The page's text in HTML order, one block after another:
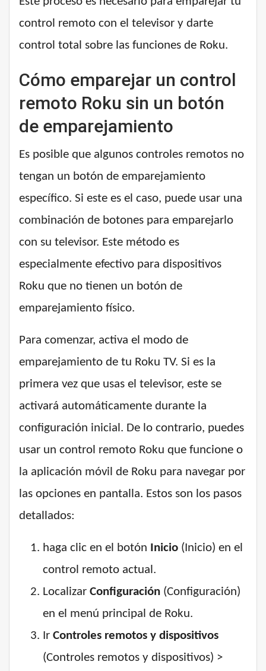
control remoto con el televisor y darte
control total sobre las funciones de Roku.
Cómo emparejar un control
remoto Roku sin un botón
de emparejamiento
Es posible que algunos controles remotos no
tengan un botón de emparejamiento
específico. Si este es el caso, puede usar una
combinación de botones para emparejarlo
con su televisor. Este método es
especialmente efectivo para dispositivos
Roku que no tienen un botón de
emparejamiento físico.
Para comenzar, activa el modo de
emparejamiento de tu Roku TV. Si es la
primera vez que usas el televisor, este se
activará automáticamente durante la
configuración inicial. De lo contrario, puedes
usar un control remoto Roku que funcione o
la aplicación móvil de Roku para navegar por
las opciones en pantalla. Estos son los pasos
detallados:
haga clic en el botón Inicio (Inicio) en el
control remoto actual.
Localizar Configuración (Configuración)
en el menú principal de Roku.
Ir Controles remotos y dispositivos
(Controles remotos y dispositivos) >